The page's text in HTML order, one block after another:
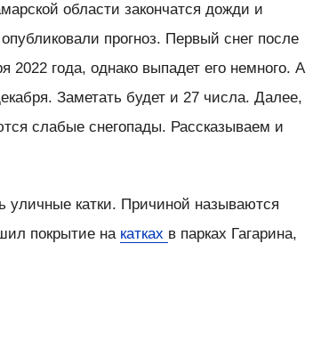
области закончатся дожди и
прогноз. Первый снег после
2022 года, однако выпадет его немного. А
Заметать будет и 27 числа. Далее,
слабые снегопады. Рассказываем и
уличные катки. Причиной называются
покрытие на катках в парках Гагарина,